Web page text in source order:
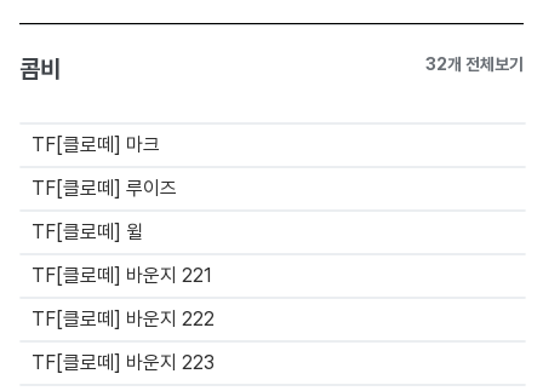
콤비 32개 전체보기
TF[클로떼] 마크
TF[클로떼] 루이즈
TF[클로떼] 윌
TF[클로떼] 바운지 221
TF[클로떼] 바운지 222
TF[클로떼] 바운지 223